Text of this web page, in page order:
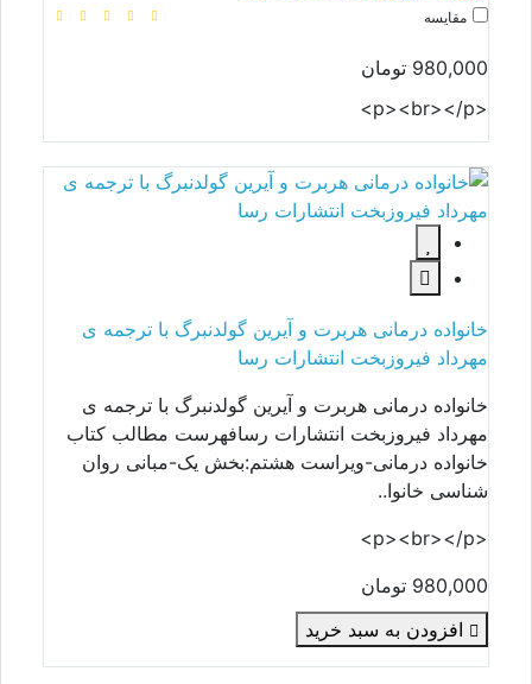
مقایسه
980,000 تومان
خانواده درمانی هربرت و آیرین گولدنبرگ با ترجمه ی
مهرداد فیروزبخت انتشارات رسا
خانواده درمانی هربرت و آیرین گولدنبرگ با ترجمه ی
مهرداد فیروزبخت انتشارات رسافهرست مطالب کتاب
خانواده درمانی-ویراست هشتم:بخش یک-مبانی روان
شناسی خانوا..
980,000 تومان
افزودن به سبد خرید